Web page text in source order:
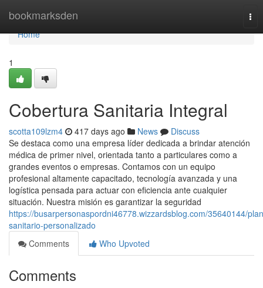
bookmarksden
Home
Home
1
Cobertura Sanitaria Integral
scotta109lzm4 417 days ago News
Discuss
Se destaca como una empresa líder dedicada a brindar atención
médica de primer nivel, orientada tanto a particulares como a
grandes eventos o empresas. Contamos con un equipo
profesional altamente capacitado, tecnología avanzada y una
logística pensada para actuar con eficiencia ante cualquier
situación. Nuestra misión es garantizar la seguridad
https://busarpersonaspordni46778.wizzardsblog.com/35640144/
sanitario-personalizado
Comments
Who Upvoted
Comments